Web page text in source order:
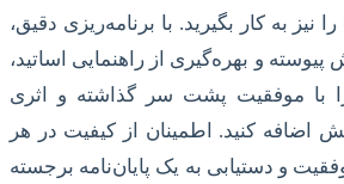
نیز به کار بگیرید. با برنامه‌ریزی دقیق،
و بهره‌گیری از راهنمایی اساتید،
با موفقیت پشت سر گذاشته و اثری
اضافه کنید. اطمینان از کیفیت در هر
و دستیابی به یک پایان‌نامه برجسته